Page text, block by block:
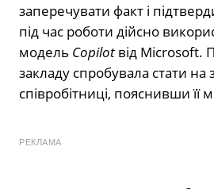
заперечувати факт і
під час роботи дійсно
модель Copilot від Microsoft.
закладу спробувала стати на
співробітниці, пояснивши її
РЕКЛАМА